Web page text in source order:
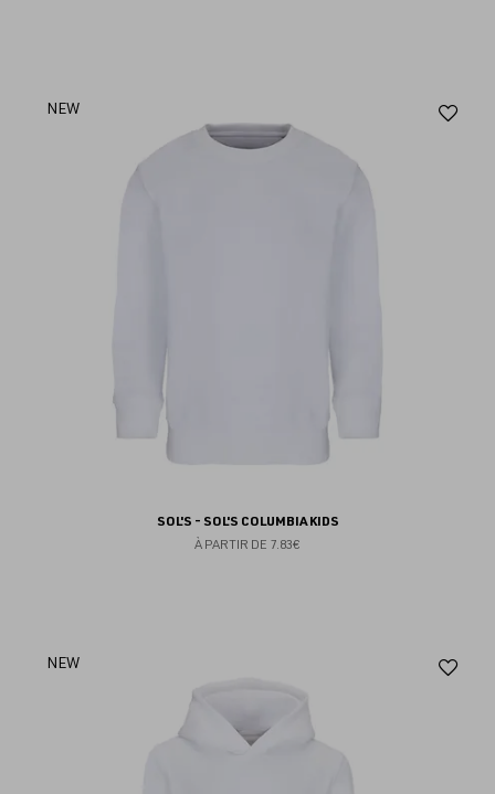
NEW
SOL'S - SOL'S COLUMBIA KIDS
À PARTIR DE 7.83€
NEW